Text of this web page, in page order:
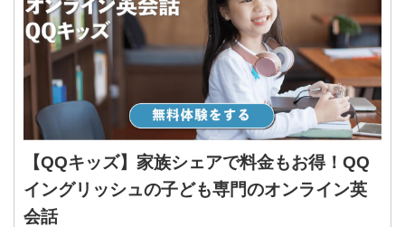
【QQキッズ】家族シェアで料金もお得！QQ
イングリッシュの子ども専門のオンライン英
会話